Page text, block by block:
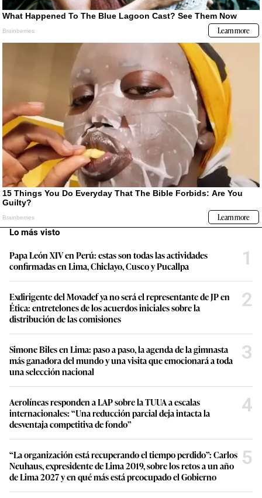
Lo más visto
Papa León XIV en Perú: estas son todas las actividades
confirmadas en Lima, Chiclayo, Cusco y Pucallpa
1
Exdirigente del Movadef ya no será el representante de JP en
Ética: entretelones de los acuerdos iniciales sobre la
distribución de las comisiones
2
Simone Biles en Lima: paso a paso, la agenda de la gimnasta
más ganadora del mundo y una visita que emocionará a toda
una selección nacional
3
Aerolíneas responden a LAP sobre la TUUA a escalas
internacionales: “Una reducción parcial deja intacta la
desventaja competitiva de fondo”
4
“La organización está recuperando el tiempo perdido”: Carlos
Neuhaus, expresidente de Lima 2019, sobre los retos a un año
de Lima 2027 y en qué más está preocupado el Gobierno
5